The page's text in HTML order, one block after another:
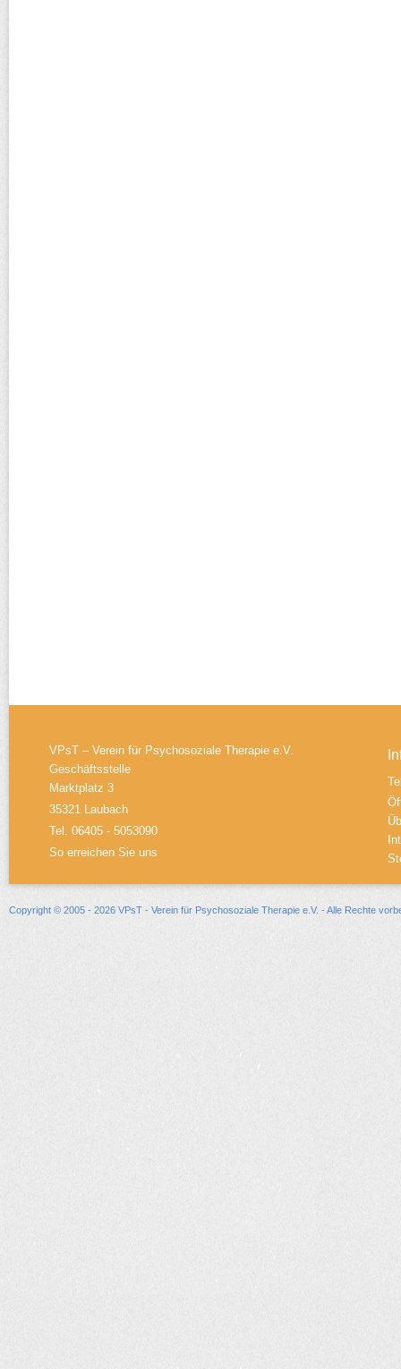
VPsT – Verein für Psychosoziale Therapie e.V.
Geschäftsstelle
Marktplatz 3
35321 Laubach
Tel. 06405 - 5053090
So erreichen Sie uns
Copyright © 2005 - 2026 VPsT - Verein für Psychosoziale Therapie e.V. - Alle Rechte